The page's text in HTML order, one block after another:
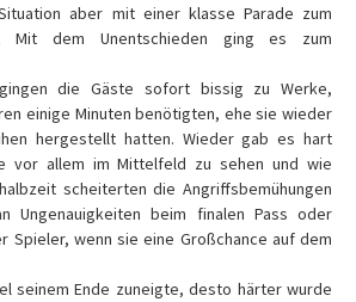
aber mit einer klasse Parade zum
Mit dem Unentschieden ging es zum
die Gäste sofort bissig zu Werke,
einige Minuten benötigten, ehe sie wieder
hergestellt hatten. Wieder gab es hart
vor allem im Mittelfeld zu sehen und wie
scheiterten die Angriffsbemühungen
Ungenauigkeiten beim finalen Pass oder
Spieler, wenn sie eine Großchance auf dem
seinem Ende zuneigte, desto härter wurde